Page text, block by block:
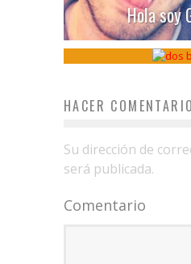
Hola soy
Dos
HACER COMENTARIO
Su dirección de
será publicada.
Comentario